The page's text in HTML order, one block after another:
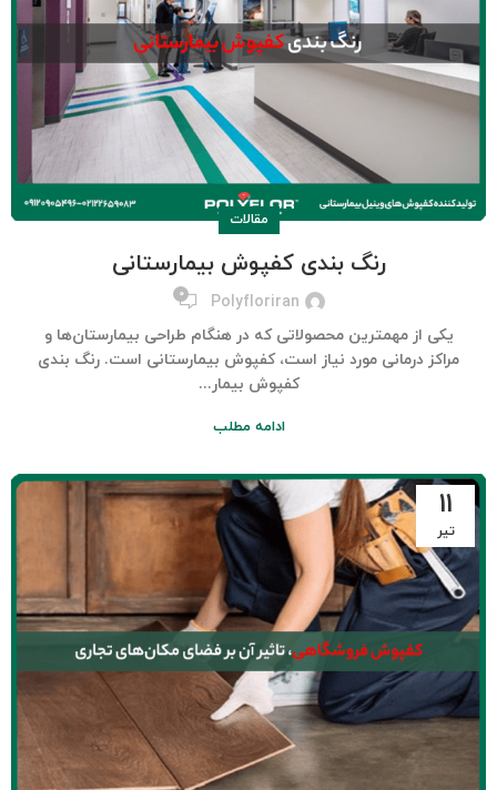
مقالات
رنگ بندی کفپوش بیمارستانی
Polyfloriran ۰
یکی از مهم‎ترین محصولاتی که در هنگام طراحی بیمارستان‌ها و
مراکز درمانی مورد نیاز است، کفپوش بیمارستانی است. رنگ بندی
کفپوش بیمار...
ادامه مطلب
۱۱
تیر